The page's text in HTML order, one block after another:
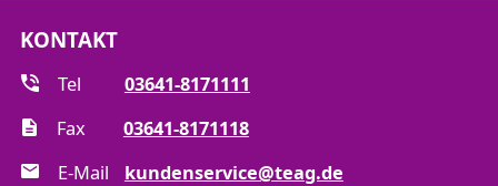
KONTAKT
Tel
03641-8171111
Fax
03641-8171118
E-Mail
kundenservice@teag.de